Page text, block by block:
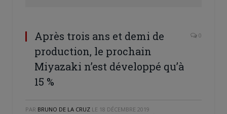
Après trois ans et demi de
production, le prochain
Miyazaki n’est développé qu’à
15 %
0
PAR BRUNO DE LA CRUZ LE 18 DÉCEMBRE 2019